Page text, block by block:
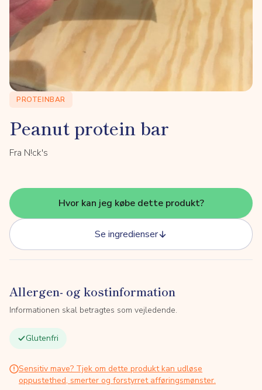
PROTEINBAR
Peanut protein bar
Fra N!ck's
Hvor kan jeg købe dette produkt?
Se ingredienser
Allergen- og kostinformation
Informationen skal betragtes som vejledende.
Glutenfri
Sensitiv mave? Tjek om dette produkt kan udløse
oppustethed, smerter og forstyrret afføringsmønster.